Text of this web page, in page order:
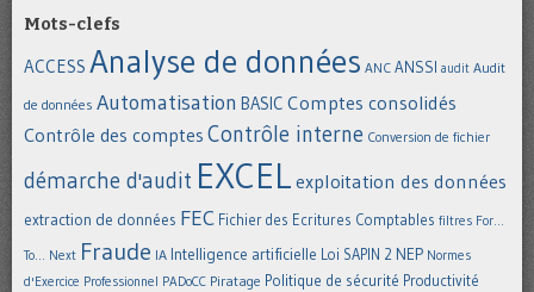
Mots-clefs
ACCESS Analyse de données ANC ANSSI audit Audit
de données Automatisation BASIC Comptes consolidés
Contrôle des comptes Contrôle interne Conversion de fichier
démarche d'audit EXCEL exploitation des données
extraction de données FEC Fichier des Ecritures Comptables filtres For...
To... Next Fraude IA Intelligence artificielle Loi SAPIN 2 NEP Normes
d'Exercice Professionnel PADoCC Piratage Politique de sécurité Productivité